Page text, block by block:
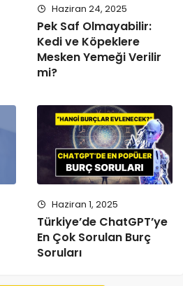
Haziran 24, 2025
Pek Saf Olmayabilir:
Kedi ve Köpeklere
Mesken Yemeği Verilir
mi?
Haziran 1, 2025
Türkiye’de ChatGPT’ye
En Çok Sorulan Burç
Soruları